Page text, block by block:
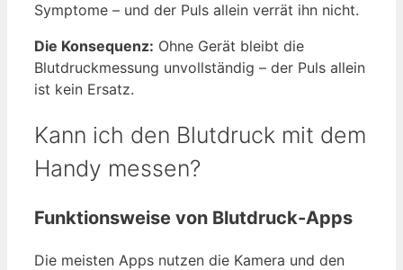
Symptome – und der Puls allein verrät ihn nicht.
Die Konsequenz: Ohne Gerät bleibt die
Blutdruckmessung unvollständig – der Puls allein
ist kein Ersatz.
Kann ich den Blutdruck mit dem
Handy messen?
Funktionsweise von Blutdruck-Apps
Die meisten Apps nutzen die Kamera und den